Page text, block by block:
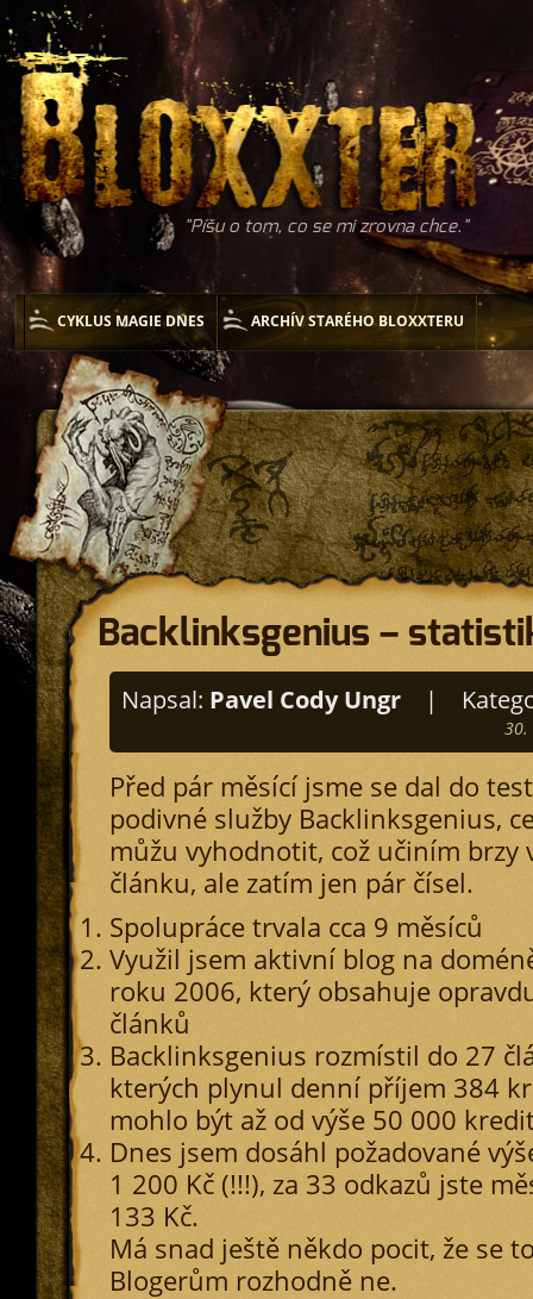
Píšu o tom, co se mi zrovna chce.
CYKLUS MAGIE DNES ARCHÍV STARÉHO BLOXXTERU
Backlinksgenius –
Napsal: Pavel Cody Ungr |
30.
Před pár měsící jsme se dal do
podivné služby Backlinksgenius,
můžu vyhodnotit, což učiním brzy
článku, ale zatím jen pár čísel.
Spolupráce trvala cca 9 měsíců
Využil jsem aktivní blog na
roku 2006, který obsahuje
článků
Backlinksgenius rozmístil do 27
kterých plynul denní příjem 384
mohlo být až od výše 50 000
Dnes jsem dosáhl požadované
1 200 Kč (!!!), za 33 odkazů jste
133 Kč.
Má snad ještě někdo pocit, že se
Blogerům rozhodně ne.